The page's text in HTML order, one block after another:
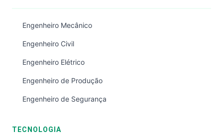
Engenheiro Mecânico
Engenheiro Civil
Engenheiro Elétrico
Engenheiro de Produção
Engenheiro de Segurança
TECNOLOGIA